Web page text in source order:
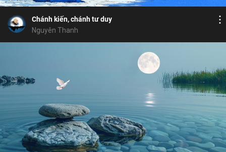
Chánh kiến, chánh tư duy
Nguyên Thanh
Bỏ chọn
Bỏ chọn
Bình luận